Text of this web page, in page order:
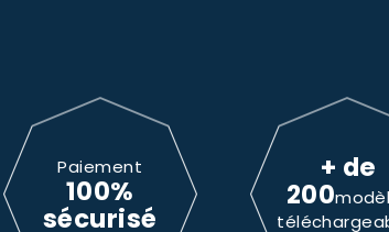
Paiement
100%
sécurisé
+ de
200